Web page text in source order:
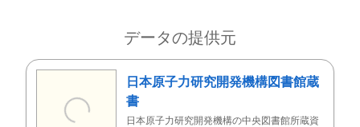
データの提供元
日本原子力研究開発機構図書館蔵
書
日本原子力研究開発機構の中央図書館所蔵資